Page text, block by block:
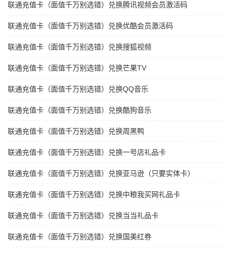
联通充值卡（面值千万别选错）兑换腾讯视频会员激活码
联通充值卡（面值千万别选错）兑换优酷会员激活码
联通充值卡（面值千万别选错）兑换搜狐视频
联通充值卡（面值千万别选错）兑换芒果TV
联通充值卡（面值千万别选错）兑换QQ音乐
联通充值卡（面值千万别选错）兑换酷狗音乐
联通充值卡（面值千万别选错）兑换周黑鸭
联通充值卡（面值千万别选错）兑换一号店礼品卡
联通充值卡（面值千万别选错）兑换亚马逊（只要实体卡）
联通充值卡（面值千万别选错）兑换中粮我买网礼品卡
联通充值卡（面值千万别选错）兑换当当礼品卡
联通充值卡（面值千万别选错）兑换国美红券